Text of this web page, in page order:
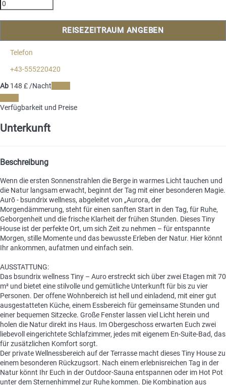
REISEZEITRAUM ANGEBEN
Telefon
+43-555220420
Ab 148 £ /Nacht
Verfügbarkeit und Preise
Unterkunft
Beschreibung
Wenn die ersten Sonnenstrahlen die Berge in warmes Licht tauchen und
die Natur langsam erwacht, beginnt der Tag mit einer besonderen Magie.
Aurō - bsundrix wellness, abgeleitet von „Aurora, der
Morgendämmerung, steht für einen sanften Start in den Tag, für Ruhe,
Geborgenheit und die frische Klarheit der frühen Stunden. Dieses Tiny
House ist der perfekte Ort, um sich Zeit zu nehmen – für entspannte
Morgen, stille Momente und das bewusste Erleben der Natur. Hier könnt
Ihr ankommen, aufatmen und einfach sein.
AUSSTATTUNG:
Das bsundrix wellness Tiny – Auro erstreckt sich über zwei Etagen mit 70
m² und bietet eine stilvolle und gemütliche Unterkunft für bis zu vier
Personen. Der offene Wohnbereich ist hell und einladend, mit einer gut
ausgestatteten Küche, einem Essbereich für gemeinsame Stunden und
einer bequemen Sitzecke. Große Fenster lassen viel Licht herein und
holen die Natur direkt ins Haus. Im Obergeschoss erwarten Euch zwei
liebevoll eingerichtete Schlafzimmer, jedes mit eigenem En-Suite-Bad, das
für zusätzlichen Komfort sorgt.
Der private Wellnessbereich auf der Terrasse macht dieses Tiny House zu
einem besonderen Rückzugsort. Nach einem erlebnisreichen Tag in der
Natur könnt Ihr Euch in der Outdoor-Sauna entspannen oder im Hot Pot
unter dem Sternenhimmel zur Ruhe kommen. Die Kombination aus